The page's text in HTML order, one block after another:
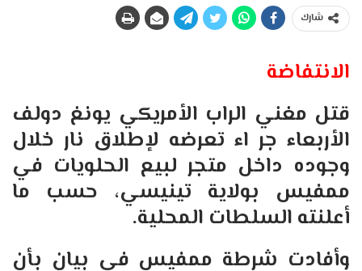
شارك
الانتفاضة
قتل مغني الراب الأمريكي يونغ دولف
الأربعاء جر اء تعرضه لإطلاق نار خلال
وجوده داخل متجر لبيع الحلويات في
ممفيس بولاية تينيسي، حسب ما
أعلنته السلطات المحلية.
وأفادت شرطة ممفيس في بيان بأن